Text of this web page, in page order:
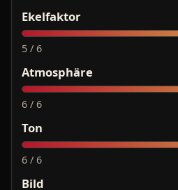
Ekelfaktor
5 / 6
Atmosphäre
6 / 6
Ton
6 / 6
Bild